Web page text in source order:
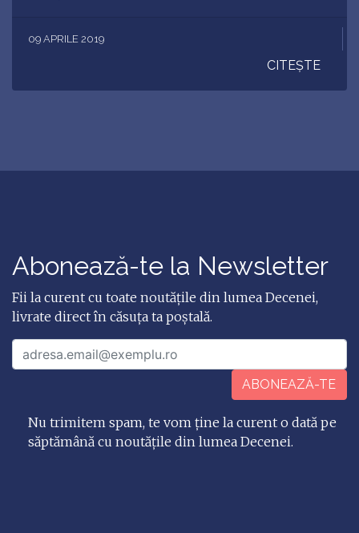
09 APRILE 2019
CITEȘTE
Abonează-te la Newsletter
Fii la curent cu toate noutățile din lumea Decenei,
livrate direct în căsuța ta poștală.
ABONEAZĂ-TE
Nu trimitem spam, te vom ține la curent o dată pe
săptămână cu noutățile din lumea Decenei.